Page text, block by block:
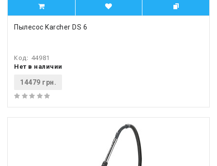
Пылесос Karcher DS 6
Код: 44981
Нет в наличии
14479 грн.